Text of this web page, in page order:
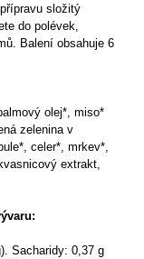
složitý
do polévek,
Balení obsahuje 6
olej*, miso*
zelenina v
celer*, mrkev*,
extrakt,
Sacharidy: 0,37 g